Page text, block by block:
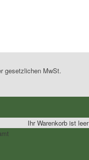
gesetzlichen MwSt.
Ihr Warenkorb ist leer